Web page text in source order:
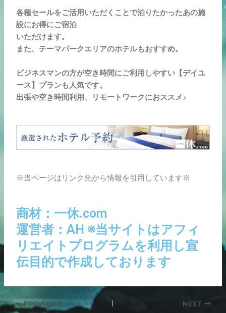
各種セールをご活用いただくことで泊りたかったあの施
設にお得にご宿泊
いただけます。
また、テーマパークエリアのホテルもおすすめ。
ビジネスマンの方が空き時間にご利用しやすい【デイユ
ース】プランも人気です。
出張や空き時間利用、リモートワークにおススメ♪
※当ページはリンク先から情報を引用しています※
商材：一休.com
運営者：AH ※当サイトはアフィ
リエイトプログラムを利用し宣
伝目的で作成しております
PREVIOUS NEXT